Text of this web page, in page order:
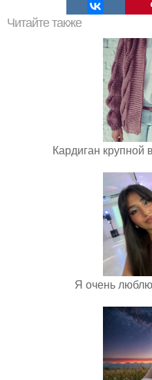
Читайте также
Кардиган крупной
Я очень